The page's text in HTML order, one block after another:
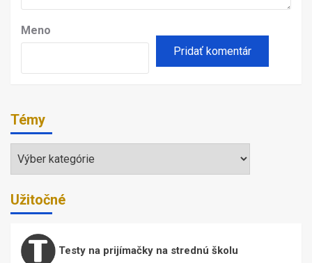
Meno
Témy
Témy
Užitočné
Testy na prijímačky na strednú školu